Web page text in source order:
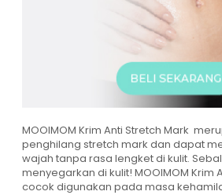
MOOIMOM Krim Anti Stretch Mark
penghilang stretch mark dan dapat
wajah tanpa rasa lengket di kulit.
menyegarkan di kulit! MOOIMOM Krim
cocok digunakan pada masa